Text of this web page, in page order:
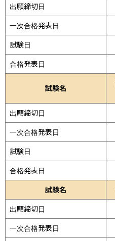
出願締切日
一次合格発表日
試験日
合格発表日
試験名
出願締切日
一次合格発表日
試験日
合格発表日
試験名
出願締切日
一次合格発表日